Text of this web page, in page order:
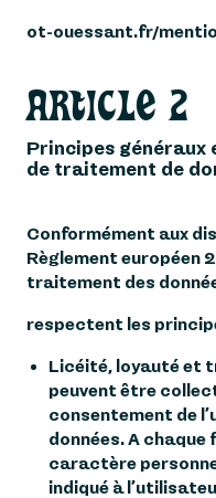
ot-ouessant.fr/
ARTICLE 2
Principes généraux
de traitement de
Conformément aux
Règlement européen
traitement des
respectent les
Licéité, loyauté et
peuvent être
consentement de
données. A chaque
caractère
indiqué à